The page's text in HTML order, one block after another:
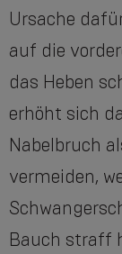
Ursache
auf die
das Heben
erhöht sich
Nabelbruch
vermeiden,
Bauch straff